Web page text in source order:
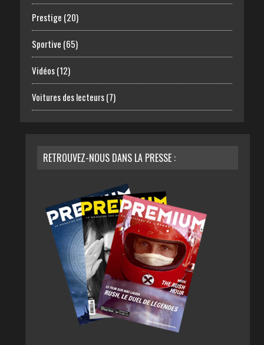
Prestige (20)
Sportive (65)
Vidéos(12)
Voitures des lecteurs(7)
RETROUVEZ-NOUS DANS LA PRESSE :